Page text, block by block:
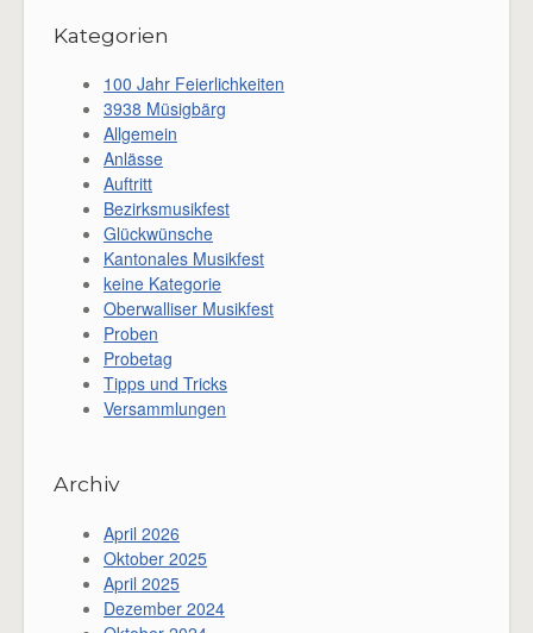
Kategorien
100 Jahr Feierlichkeiten
3938 Müsigbärg
Allgemein
Anlässe
Auftritt
Bezirksmusikfest
Glückwünsche
Kantonales Musikfest
keine Kategorie
Oberwalliser Musikfest
Proben
Probetag
Tipps und Tricks
Versammlungen
Archiv
April 2026
Oktober 2025
April 2025
Dezember 2024